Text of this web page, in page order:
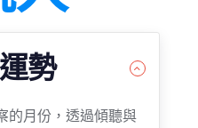
勢
的月份，透過傾聽與